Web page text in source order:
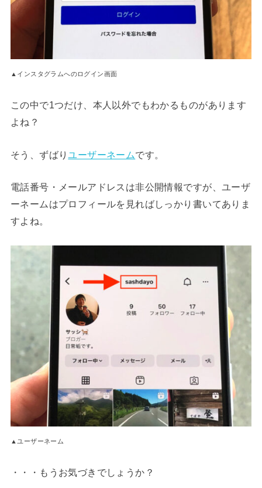
▲インスタグラムへのログイン画面
この中で1つだけ、本人以外でもわかるものがあります
よね？
そう、ずばりユーザーネームです。
電話番号・メールアドレスは非公開情報ですが、ユーザ
ーネームはプロフィールを見ればしっかり書いてありま
すよね。
▲ユーザーネーム
・・・もうお気づきでしょうか？